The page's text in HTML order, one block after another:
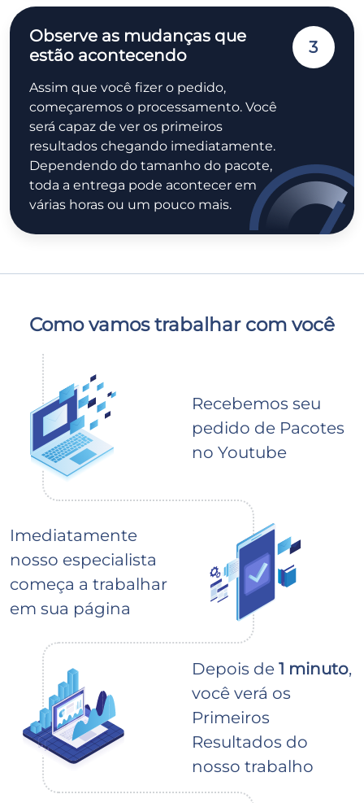
Observe as mudanças que
estão acontecendo
Assim que você fizer o pedido,
começaremos o processamento. Você
será capaz de ver os primeiros
resultados chegando imediatamente.
Dependendo do tamanho do pacote,
toda a entrega pode acontecer em
várias horas ou um pouco mais.
3
Como vamos trabalhar com você
Recebemos seu
pedido de Pacotes
no Youtube
Imediatamente
nosso especialista
começa a trabalhar
em sua página
Depois de 1 minuto,
você verá os
Primeiros
Resultados do
nosso trabalho